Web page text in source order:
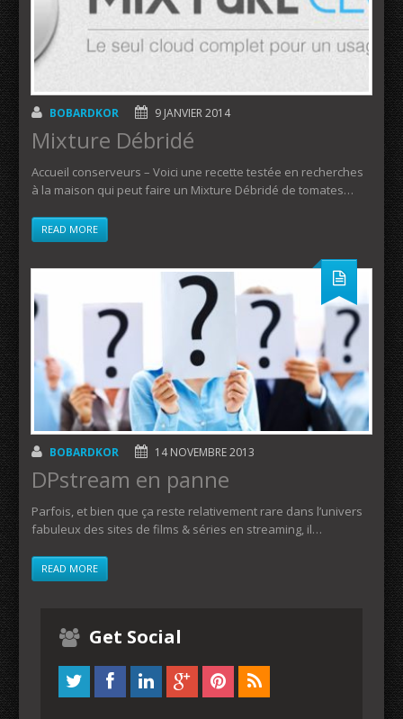
BOBARDKOR 9 JANVIER 2014
Mixture Débridé
Accueil conserveurs – Voici une recette testée en recherches
à la maison qui peut faire un Mixture Débridé de tomates…
READ MORE
BOBARDKOR 14 NOVEMBRE 2013
DPstream en panne
Parfois, et bien que ça reste relativement rare dans l’univers
fabuleux des sites de films & séries en streaming, il…
READ MORE
Get Social